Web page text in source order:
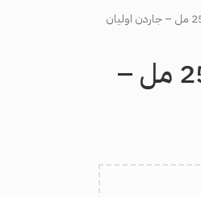
زيت تدليك قابل للتذوق بالبطيخ ، 250 مل –